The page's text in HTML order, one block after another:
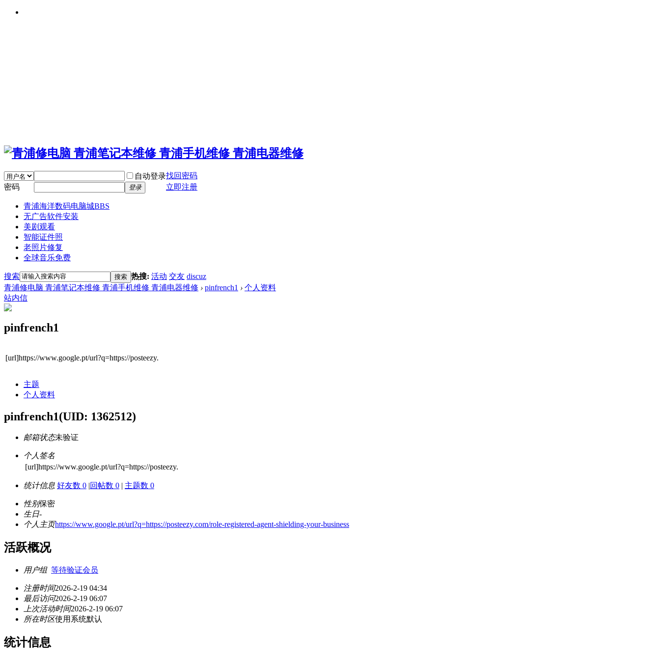
自动登录找回密码
密码
登录 立即注册
青浦海洋数码电脑城BBS
无广告软件安装
美剧观看
智能证件照
老照片修复
全球音乐免费
搜索 搜索 热搜: 活动 交友 discuz
青浦修电脑 青浦笔记本维修 青浦手机维修 青浦电器维修 › pinfrench1 › 个人资料
站内信
pinfrench1
[url]https://www.google.pt/url?q=https://posteezy.
主题
个人资料
pinfrench1(UID: 1362512)
邮箱状态未验证
个人签名
[url]https://www.google.pt/url?q=https://posteezy.
统计信息 好友数 0 |回帖数 0 | 主题数 0
性别保密
生日-
个人主页https://www.google.pt/url?q=https://posteezy.com/role-registered-agent-shielding-your-business
活跃概况
用户组 等待验证会员
注册时间2026-2-19 04:34
最后访问2026-2-19 06:07
上次活动时间2026-2-19 06:07
所在时区使用系统默认
统计信息